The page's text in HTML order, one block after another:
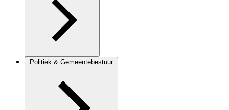
Politiek & Gemeentebestuur